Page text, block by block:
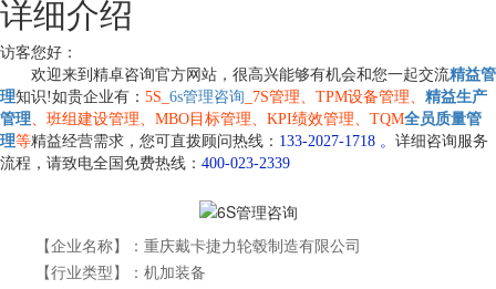
详细介绍
访客您好：
欢迎来到精卓咨询官方网站，很高兴能够有机会和您一起交流精益管
理知识!如贵企业有： 5S_ 6s管理咨询 _7S管理、TPM设备管理、 精益生产
管理、班组建设管理、MBO目标管理、KPI绩效管理、TQM全员质量管
理等精益经营需求，您可直拨顾问热线： 133-2027-1718 。 详细咨询服务
流程，请致电全国免费热线： 400-023-2339
【企业名称】： 重庆戴卡捷力轮毂制造有限公司
【行业类型】： 机加装备